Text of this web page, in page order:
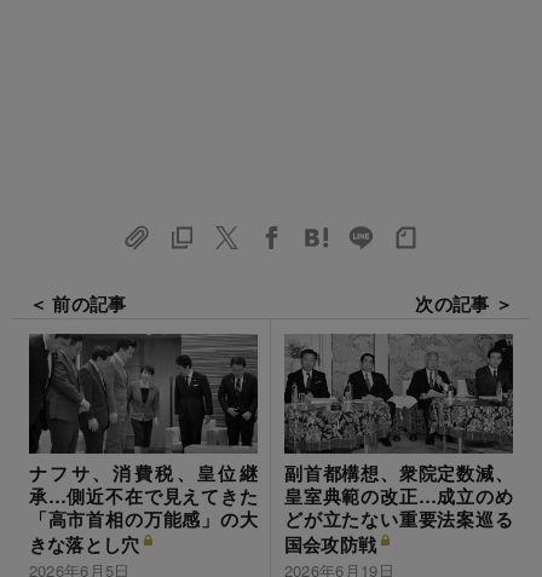
＜ 前の記事
ナフサ、消費税、皇位継
承…側近不在で見えてきた
「高市首相の万能感」の大
きな落とし穴
2026年6月5日
次の記事 ＞
副首都構想、衆院定数減、
皇室典範の改正…成立のめ
どが立たない重要法案巡る
国会攻防戦
2026年6月19日